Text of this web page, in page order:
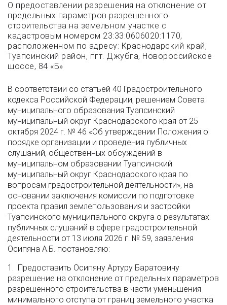
О предоставлении разрешения на отклонение от
предельных параметров разрешенного
строительства на земельном участке с
кадастровым номером 23:33:0606020:1170,
расположенном по адресу: Краснодарский край,
Туапсинский район, пгт. Джубга, Новороссийское
шоссе, 84 «Б»
В соответствии со статьей 40 Градостроительного
кодекса Российской Федерации, решением Совета
муниципального образования Туапсинский
муниципальный округ Краснодарского края от 25
октября 2024 г. № 46 «Об утверждении Положения о
порядке организации и проведения публичных
слушаний, общественных обсуждений в
муниципальном образовании Туапсинский
муниципальный округ Краснодарского края по
вопросам градостроительной деятельности», на
основании заключения комиссии по подготовке
проекта правил землепользования и застройки
Туапсинского муниципального округа о результатах
публичных слушаний в сфере градостроительной
деятельности от 13 июля 2026 г. № 59, заявления
Осипяна А.Б. постановляю:
1. Предоставить Осипяну Артуру Баратовичу
разрешение на отклонение от предельных параметров
разрешенного строительства в части уменьшения
минимального отступа от границ земельного участка